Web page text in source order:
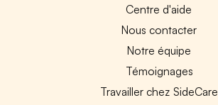
Centre d'aide
Nous contacter
Notre équipe
Témoignages
Travailler chez SideCare